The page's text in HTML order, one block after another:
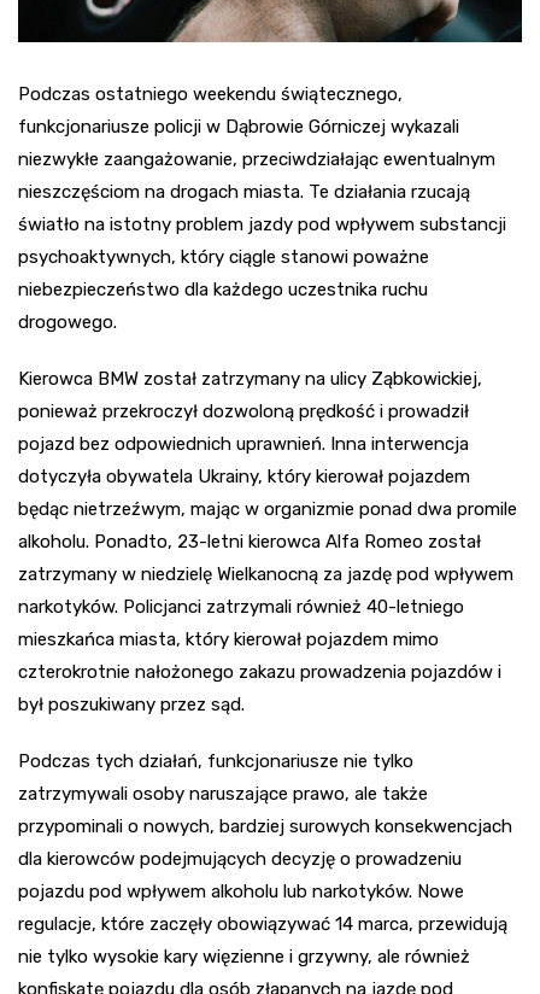
Podczas ostatniego weekendu świątecznego,
funkcjonariusze policji w Dąbrowie Górniczej wykazali
niezwykłe zaangażowanie, przeciwdziałając ewentualnym
nieszczęściom na drogach miasta. Te działania rzucają
światło na istotny problem jazdy pod wpływem substancji
psychoaktywnych, który ciągle stanowi poważne
niebezpieczeństwo dla każdego uczestnika ruchu
drogowego.
Kierowca BMW został zatrzymany na ulicy Ząbkowickiej,
ponieważ przekroczył dozwoloną prędkość i prowadził
pojazd bez odpowiednich uprawnień. Inna interwencja
dotyczyła obywatela Ukrainy, który kierował pojazdem
będąc nietrzeźwym, mając w organizmie ponad dwa promile
alkoholu. Ponadto, 23-letni kierowca Alfa Romeo został
zatrzymany w niedzielę Wielkanocną za jazdę pod wpływem
narkotyków. Policjanci zatrzymali również 40-letniego
mieszkańca miasta, który kierował pojazdem mimo
czterokrotnie nałożonego zakazu prowadzenia pojazdów i
był poszukiwany przez sąd.
Podczas tych działań, funkcjonariusze nie tylko
zatrzymywali osoby naruszające prawo, ale także
przypominali o nowych, bardziej surowych konsekwencjach
dla kierowców podejmujących decyzję o prowadzeniu
pojazdu pod wpływem alkoholu lub narkotyków. Nowe
regulacje, które zaczęły obowiązywać 14 marca, przewidują
nie tylko wysokie kary więzienne i grzywny, ale również
konfiskatę pojazdu dla osób złapanych na jazdę pod